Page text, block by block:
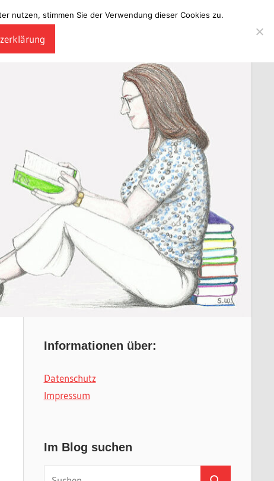
Informationen über:
Datenschutz
Impressum
Im Blog suchen
Suchen
nutzen, stimmen Sie der Verwendung dieser Cookies zu.